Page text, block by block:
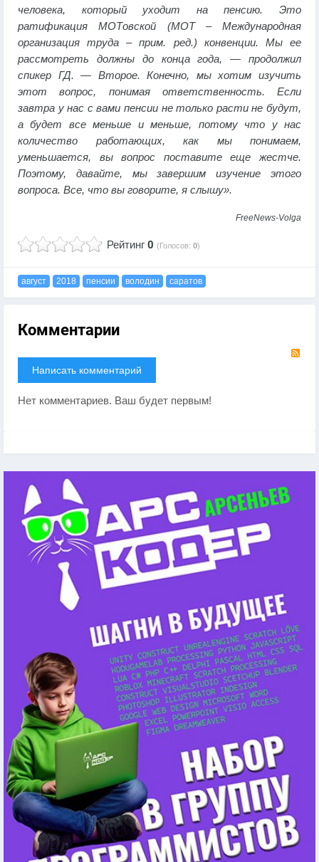
человека, который уходит на пенсию. Это
ратификация МОТовской (МОТ – Международная
организация труда – прим. ред.) конвенции. Мы ее
рассмотреть должны до конца года, — продолжил
спикер ГД. — Второе. Конечно, мы хотим изучить
этот вопрос, понимая ответственность. Если
завтра у нас с вами пенсии не только расти не будут,
а будет все меньше и меньше, потому что у нас
количество работающих, как мы понимаем,
уменьшается, вы вопрос поставите еще жестче.
Поэтому, давайте, мы завершим изучение этого
вопроса. Все, что вы говорите, я слышу».
FreeNews-Volga
Рейтинг 0 (Голосов: 0)
август 2018 пенсии володин саратов
Комментарии
Написать комментарий
Нет комментариев. Ваш будет первым!